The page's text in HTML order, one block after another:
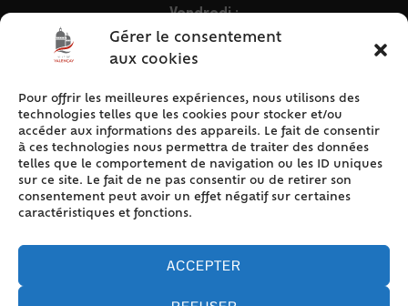
Gérer le consentement
aux cookies
Pour offrir les meilleures expériences, nous utilisons des
technologies telles que les cookies pour stocker et/ou
accéder aux informations des appareils. Le fait de consentir
à ces technologies nous permettra de traiter des données
telles que le comportement de navigation ou les ID uniques
sur ce site. Le fait de ne pas consentir ou de retirer son
consentement peut avoir un effet négatif sur certaines
caractéristiques et fonctions.
ACCEPTER
Vendredi :
9h – 12h & 13h30 – 16h30
ACCÈS RAPIDE
Accueil
Contact
Plan du site
Mentions légales
Politique de cookies (UE)